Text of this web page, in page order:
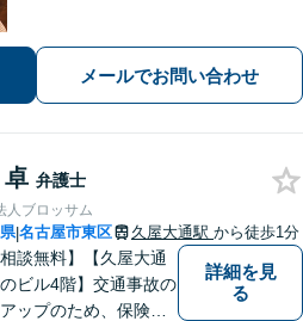
い】不動産は高額な財産が関わる問
題。関連士業と連携し、円滑な解決を
メールでお問い合わせ
弁護士
人ブロッサム
|名古屋市東区 久屋大通駅 から徒歩1分
相談無料】【久屋大通
ビル4階】交通事故の
ップのため、保険会
詳細を見
る